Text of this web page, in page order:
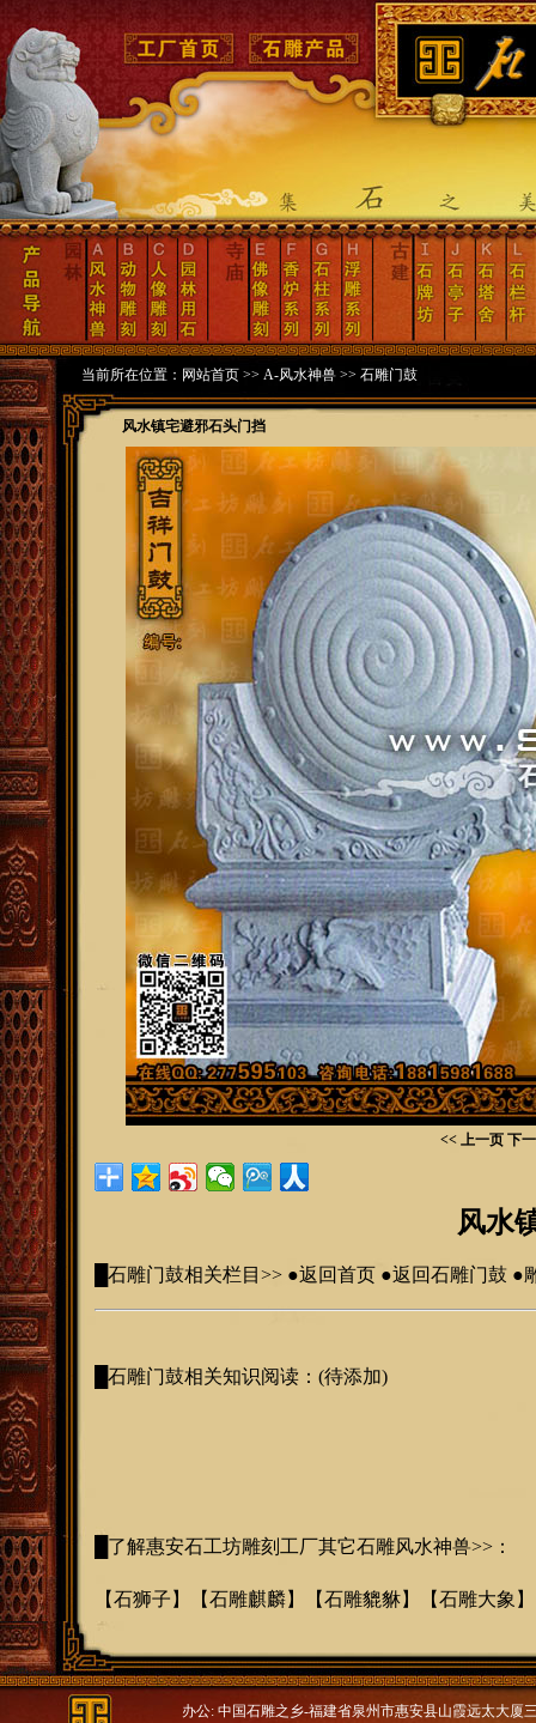
当前所在位置： 网站首页>> A-风水神兽>> 石雕门鼓
风水镇宅避邪石头门挡
<< 上一页 下
风水
石雕门鼓相关栏目>> ●返回首页 ●返回石雕门鼓 ●
石雕门鼓相关知识阅读：(待添加)
了解惠安石工坊雕刻工厂其它石雕风水神兽>>：
【石狮子 】【石雕麒麟】【石雕貔貅】【石雕大象
办公: 中国石雕之乡-福建省泉州市惠安县山霞远太大厦